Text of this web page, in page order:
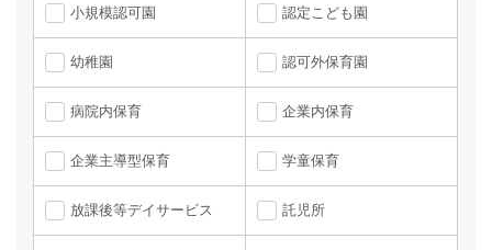
小規模認可園 認定こども園
幼稚園 認可外保育園
病院内保育 企業内保育
企業主導型保育 学童保育
放課後等デイサービス 託児所